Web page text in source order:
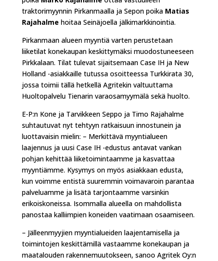
traktorimyynnin Pirkanmaalla ja Sepon poika Matias
Rajahalme hoitaa Seinäjoella jälkimarkkinointia.
Pirkanmaan alueen myyntiä varten perustetaan
liiketilat konekaupan keskittymäksi muodostuneeseen
Pirkkalaan. Tilat tulevat sijaitsemaan Case IH ja New
Holland -asiakkaille tutussa osoitteessa Turkkirata 30,
jossa toimii tällä hetkellä Agritekin valtuuttama
Huoltopalvelu Tienarin varaosamyymälä sekä huolto.
E-P:n Kone ja Tarvikkeen Seppo ja Timo Rajahalme
suhtautuvat nyt tehtyyn ratkaisuun innostunein ja
luottavaisin mielin: – Merkittävä myyntialueen
laajennus ja uusi Case IH -edustus antavat vankan
pohjan kehittää liiketoimintaamme ja kasvattaa
myyntiämme. Kysymys on myös asiakkaan edusta,
kun voimme entistä suuremmin voimavaroin parantaa
palveluamme ja lisätä tarjontaamme varsinkin
erikoiskoneissa. Isommalla alueella on mahdollista
panostaa kalliimpien koneiden vaatimaan osaamiseen.
– Jälleenmyyjien myyntialueiden laajentamisella ja
toimintojen keskittämillä vastaamme konekaupan ja
maatalouden rakennemuutokseen, sanoo Agritek Oy:n